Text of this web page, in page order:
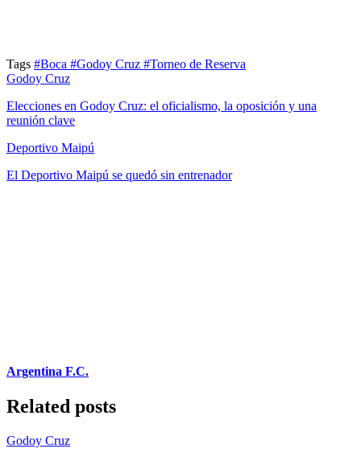
Tags #Boca #Godoy Cruz #Torneo de Reserva
Godoy Cruz
Elecciones en Godoy Cruz: el oficialismo, la oposición y una
reunión clave
Deportivo Maipú
El Deportivo Maipú se quedó sin entrenador
Argentina F.C.
Related posts
Godoy Cruz